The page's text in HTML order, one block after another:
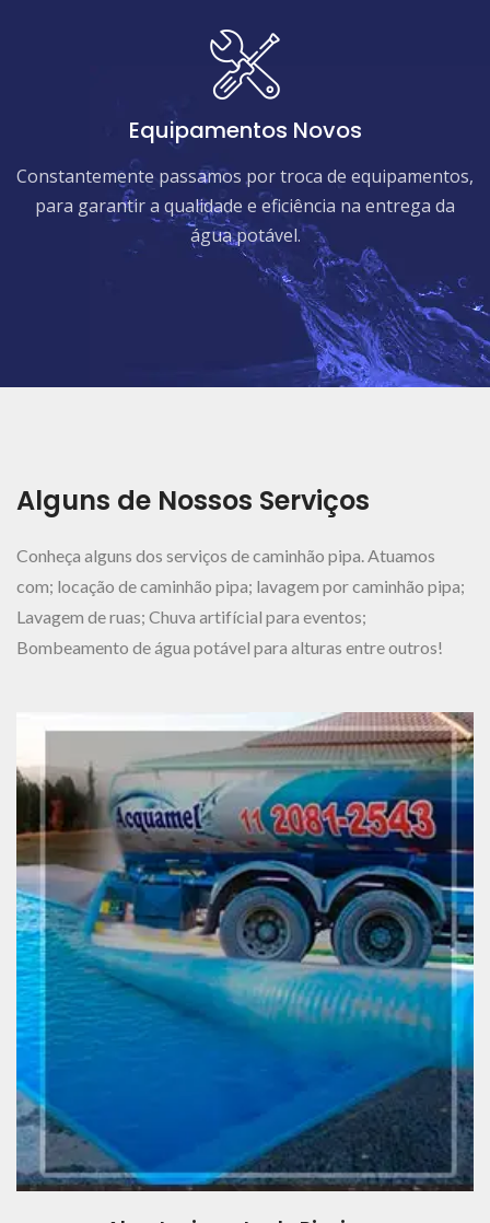
Equipamentos Novos
Constantemente passamos por troca de equipamentos,
para garantir a qualidade e eficiência na entrega da
água potável.
Alguns de Nossos Serviços
Conheça alguns dos serviços de caminhão pipa. Atuamos
com; locação de caminhão pipa; lavagem por caminhão pipa;
Lavagem de ruas; Chuva artifícial para eventos;
Bombeamento de água potável para alturas entre outros!